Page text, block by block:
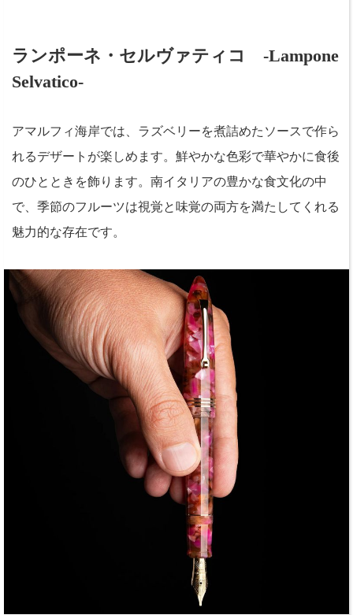
ランポーネ・セルヴァティコ -Lampone
Selvatico-
アマルフィ海岸では、ラズベリーを煮詰めたソースで作ら
れるデザートが楽しめます。鮮やかな色彩で華やかに食後
のひとときを飾ります。南イタリアの豊かな食文化の中
で、季節のフルーツは視覚と味覚の両方を満たしてくれる
魅力的な存在です。